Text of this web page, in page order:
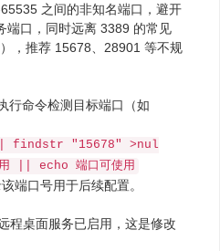
之间的非知名端口，避开
端口，同时远离 3389 的常见
，推荐 15678、28901 等不规
行命令检测目标端口（如
findstr "15678" >nul
|| echo 端口可使用
端口号用于后续配置。
程桌面服务已启用，这是修改